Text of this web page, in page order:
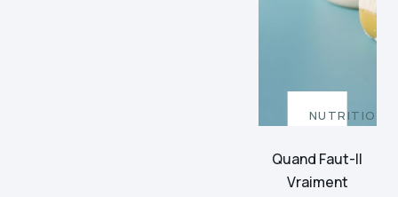
NUTRITION
Quand Faut-Il
Vraiment